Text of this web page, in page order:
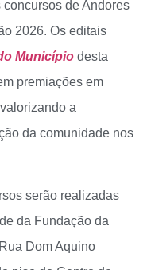
de Andores
2026. Os editais
Município desta
premiações em
a
da comunidade nos
serão realizadas
da Fundação da
Dom Aquino